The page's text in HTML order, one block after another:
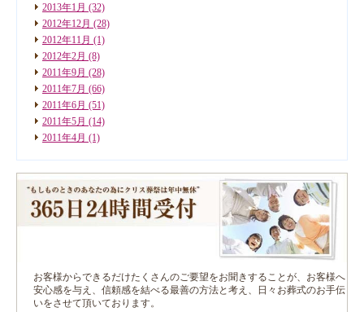
2013年1月 (32)
2012年12月 (28)
2012年11月 (1)
2012年2月 (8)
2011年9月 (28)
2011年7月 (66)
2011年6月 (51)
2011年5月 (14)
2011年4月 (1)
お客様からできるだけたくさんのご要望をお聞きすることが、お客様へ
安心感を与え、信頼感を結べる最善の方法と考え、日々お葬式のお手伝
いをさせて頂いております。